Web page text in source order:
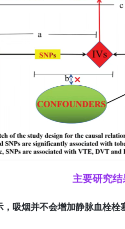
主要研究结
，吸烟并不会增加静脉血栓栓